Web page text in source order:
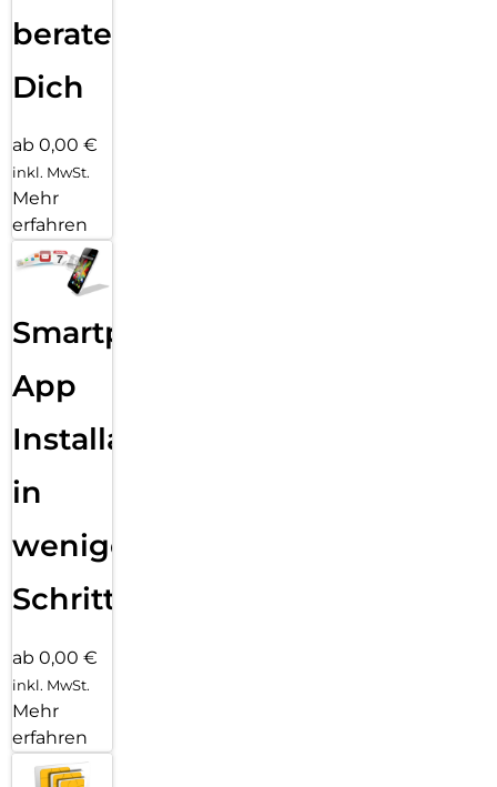
beraten
Dich
ab 0,00 €
inkl. MwSt.
Mehr
erfahren
Smartphone
App
Installation
in
wenigen
Schritten
ab 0,00 €
inkl. MwSt.
Mehr
erfahren